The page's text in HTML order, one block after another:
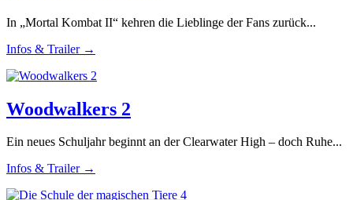
In „Mortal Kombat II“ kehren die Lieblinge der Fans zurück...
Infos & Trailer →
Woodwalkers 2
Ein neues Schuljahr beginnt an der Clearwater High – doch Ruhe...
Infos & Trailer →